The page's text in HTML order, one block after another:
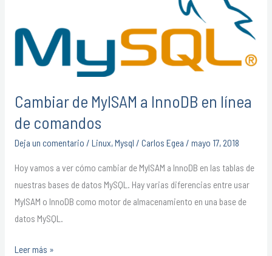
Cambiar de MyISAM a InnoDB en línea
de comandos
Deja un comentario / Linux,Mysql / Carlos Egea / mayo 17, 2018
Hoy vamos a ver cómo cambiar de MyISAM a InnoDB en las tablas de
nuestras bases de datos MySQL. Hay varias diferencias entre usar
MyISAM o InnoDB como motor de almacenamiento en una base de
datos MySQL.
InnoDB
comandos
Leer más »